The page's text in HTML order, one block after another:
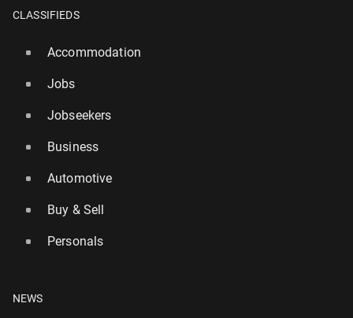
CLASSIFIEDS
Accommodation
Jobs
Jobseekers
Business
Automotive
Buy & Sell
Personals
NEWS